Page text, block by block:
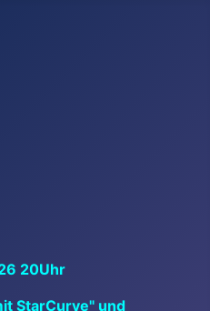
20Uhr
StarCurve" und